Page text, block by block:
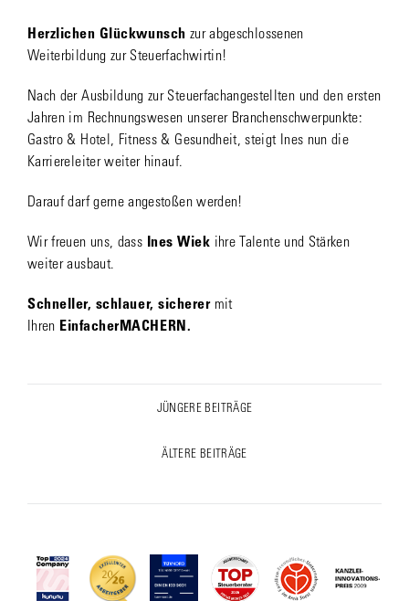
Herzlichen Glückwunsch zur abgeschlossenen
Weiterbildung zur Steuerfachwirtin!
Nach der Ausbildung zur Steuerfachangestellten und den ersten
Jahren im Rechnungswesen unserer Branchenschwerpunkte:
Gastro & Hotel, Fitness & Gesundheit, steigt Ines nun die
Karriereleiter weiter hinauf.
Darauf darf gerne angestoßen werden!
Wir freuen uns, dass Ines Wiek ihre Talente und Stärken
weiter ausbaut.
Schneller, schlauer, sicherermit
Ihren EinfacherMACHERN.
JÜNGERE BEITRÄGE
ÄLTERE BEITRÄGE